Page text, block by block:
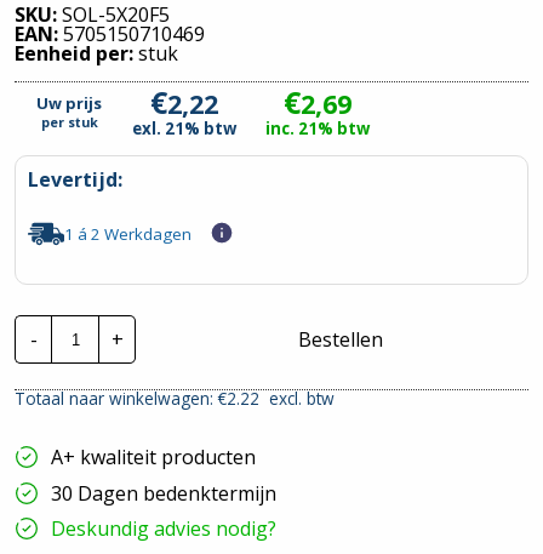
SKU:SOL-5X20F5
EAN:5705150710469
Eenheid per:stuk
Uw prijs
per stuk €2,22
exl. 21% btw
€2,69
inc. 21% btw
Levertijd:
1 á 2 Werkdagen
-
Glaszekering
5x20
snel
A
10
Stuks
hoeveelheid
+ Bestellen
Totaal naar winkelwagen: €2.22excl. btw
A+ kwaliteit producten
30 Dagen bedenktermijn
Deskundig advies nodig?